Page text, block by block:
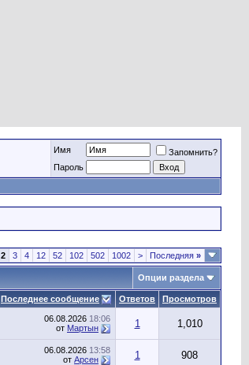
Имя
Запомнить?
Пароль
2 3 4 12 52 102 502 1002 > Последняя »
Опции раздела
Последнее сообщение Ответов Просмотров
06.08.2026 18:06
от Мартын 1 1,010
06.08.2026 13:58
от Арсен 1 908